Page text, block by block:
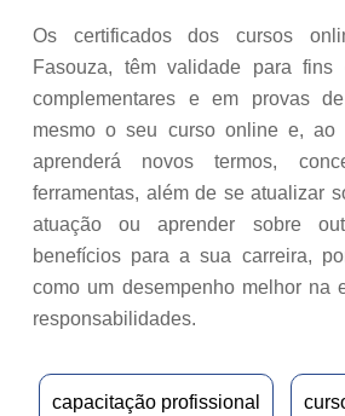
Os certificados dos cursos
Fasouza, têm validade para fins
complementares e em provas
mesmo o seu curso online e, ao
aprenderá novos termos,
ferramentas, além de se atualizar
atuação ou aprender sobre
benefícios para a sua carreira,
como um desempenho melhor na
responsabilidades.
capacitação profissional